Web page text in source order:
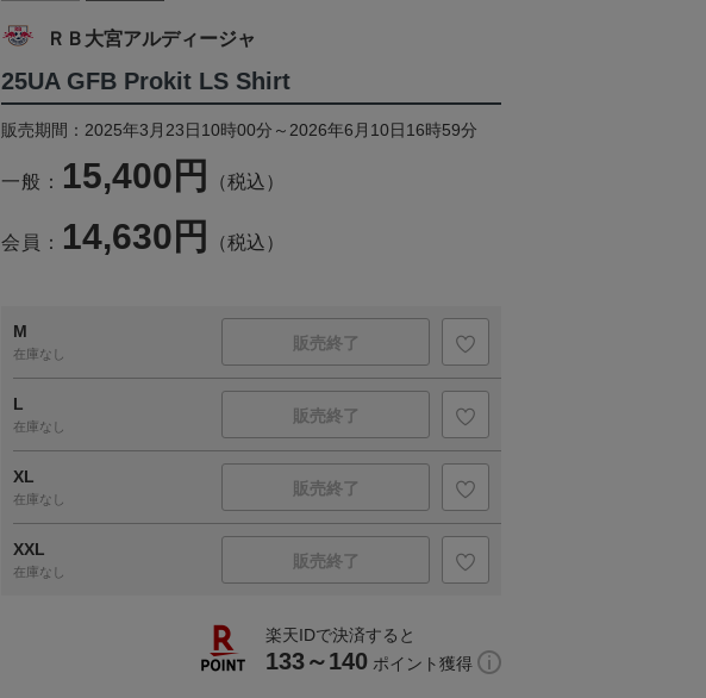
ＲＢ大宮アルディージャ
25UA GFB Prokit LS Shirt
販売期間：2025年3月23日10時00分～2026年6月10日16時59分
一般： 15,400円 （税込）
会員： 14,630円 （税込）
M
在庫なし
販売終了
L
在庫なし
販売終了
XL
在庫なし
販売終了
XXL
在庫なし
販売終了
楽天IDで決済すると
133～140 ポイント獲得